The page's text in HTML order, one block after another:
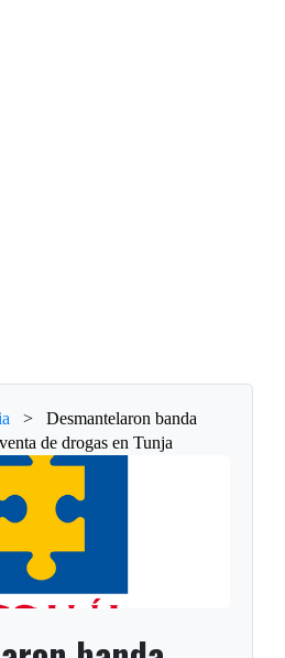
>
Desmantelaron banda
de drogas en Tunja